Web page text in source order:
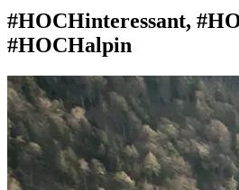
#HOCHinteressant,
#HOCHalpin